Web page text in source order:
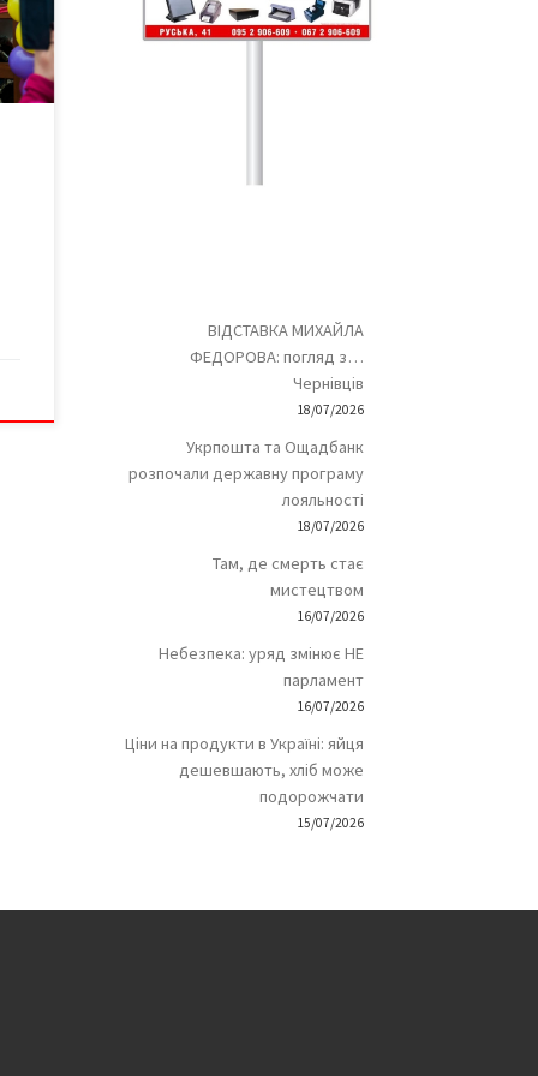
ВІДСТАВКА МИХАЙЛА
ФЕДОРОВА: погляд з…
Чернівців
18/07/2026
Укрпошта та Ощадбанк
розпочали державну програму
лояльності
18/07/2026
Там, де смерть стає
мистецтвом
16/07/2026
Небезпека: уряд змінює НЕ
парламент
16/07/2026
Ціни на продукти в Україні: яйця
дешевшають, хліб може
подорожчати
15/07/2026